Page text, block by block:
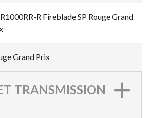
R Fireblade SP Rouge Grand
Grand Prix
TRANSMISSION